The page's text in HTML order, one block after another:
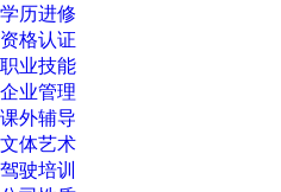
学历进修
资格认证
职业技能
企业管理
课外辅导
文体艺术
驾驶培训